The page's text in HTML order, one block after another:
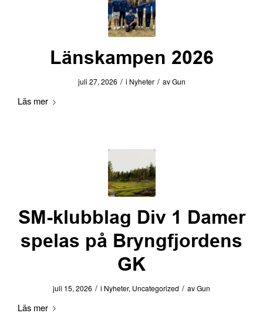
Länskampen 2026
juli 27, 2026 / i Nyheter / avGun
Läs mer
SM-klubblag Div 1 Damer
spelas på Bryngfjordens
GK
juli 15, 2026 / i Nyheter, Uncategorized / avGun
Läs mer